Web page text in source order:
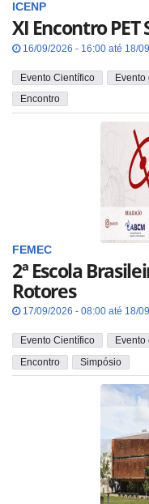
ICENP
XI Encontro
16/09/2026 - 16:00 até 18/
Evento Científico
Evento
Encontro
FEMEC
2ª Escola
Rotores
17/09/2026 - 08:00 até 18/
Evento Científico
Evento
Encontro
Simpósio